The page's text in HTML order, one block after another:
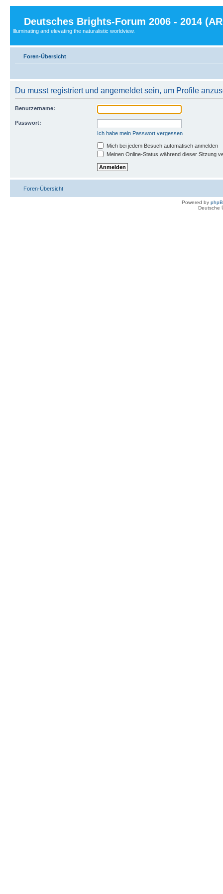
Deutsches Brights-Forum 2006 - 2014
Illuminating and elevating the naturalistic worldview.
Foren-Übersicht
Du musst registriert und angemeldet sein, um Profile
Benutzername:
Passwort:
Ich habe mein Passwort vergessen
Mich bei jedem Besuch automatisch anmelden
Meinen Online-Status während dieser Sitzung
Foren-Übersicht
Powered by
Deutsche